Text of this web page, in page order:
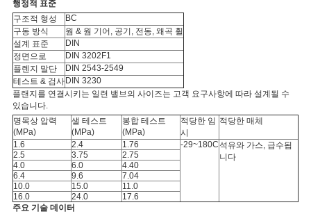
행정적 표준
구조적 형성
BC
구동 방식
웜 & 웜 기어, 공기, 전동, 왜곡 휠
설계 표준
DIN
정면으로
DIN 3202F1
플렌지 말단
DIN 2543-2549
테스트 & 검사 DIN 3230
플랜지를 연결시키는 일련 밸브의 사이즈는 고객 요구사항에 따라 설계될 수
있습니다.
명목상 압력
(MPa)
샐 테스트
(MPa)
봉합 테스트
(MPa)
적당한 임
시
적당한 매체
1.6 2.4 1.76 -29~180C석유와 가스, 급수됩
니다
2.5 3.75
2.75
4.0
6.0
4.40
6.4
9.6
7.04
10.0
15.0
11.0
16.0
24.0
17.6
주요 기술 데이터